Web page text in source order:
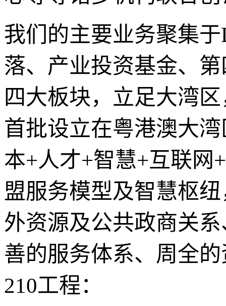
我们的主要业务聚集
落、产业投资基金、
四大板块，立足大湾
首批设立在粤港澳大
本+人才+智慧+互联网
盟服务模型及智慧枢
外资源及公共政商关
善的服务体系、周全
210工程：